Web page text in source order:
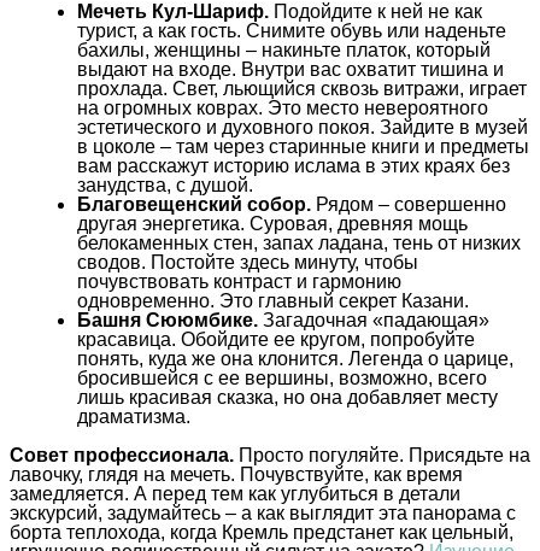
Мечеть Кул-Шариф. Подойдите к ней не как
турист, а как гость. Снимите обувь или наденьте
бахилы, женщины – накиньте платок, который
выдают на входе. Внутри вас охватит тишина и
прохлада. Свет, льющийся сквозь витражи, играет
на огромных коврах. Это место невероятного
эстетического и духовного покоя. Зайдите в музей
в цоколе – там через старинные книги и предметы
вам расскажут историю ислама в этих краях без
занудства, с душой.
Благовещенский собор. Рядом – совершенно
другая энергетика. Суровая, древняя мощь
белокаменных стен, запах ладана, тень от низких
сводов. Постойте здесь минуту, чтобы
почувствовать контраст и гармонию
одновременно. Это главный секрет Казани.
Башня Сююмбике. Загадочная «падающая»
красавица. Обойдите ее кругом, попробуйте
понять, куда же она клонится. Легенда о царице,
бросившейся с ее вершины, возможно, всего
лишь красивая сказка, но она добавляет месту
драматизма.
Совет профессионала. Просто погуляйте. Присядьте на
лавочку, глядя на мечеть. Почувствуйте, как время
замедляется. А перед тем как углубиться в детали
экскурсий, задумайтесь – а как выглядит эта панорама с
борта теплохода, когда Кремль предстанет как цельный,